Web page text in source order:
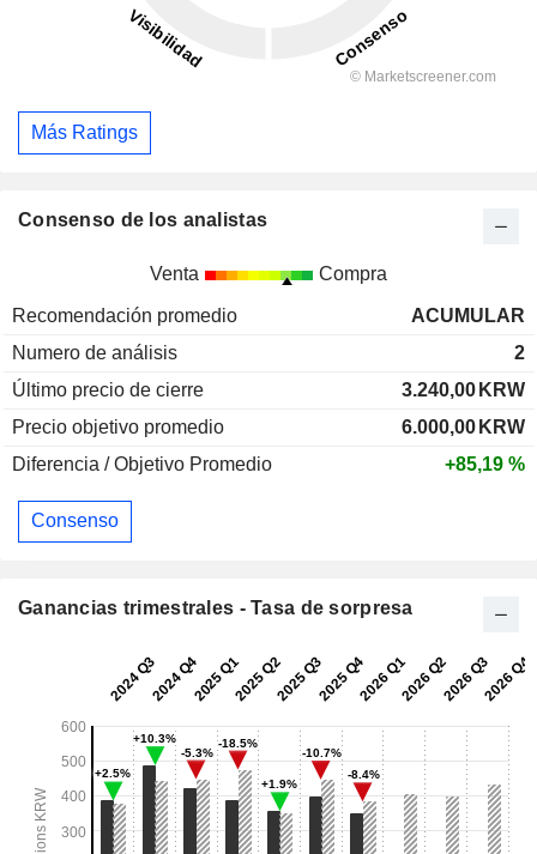
Más Ratings
Consenso de los analistas
Venta Compra
Recomendación promedio
ACUMULAR
Numero de análisis
2
Último precio de cierre
3.240,00 KRW
Precio objetivo promedio
6.000,00 KRW
Diferencia / Objetivo Promedio
+85,19 %
Consenso
Ganancias trimestrales - Tasa de sorpresa